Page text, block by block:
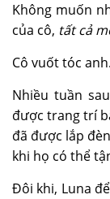
Không muốn
của cô, tất cả
Cô vuốt tóc
Nhiều tuần
được trang trí
đã được lắp
khi họ có thể
Đôi khi, Luna